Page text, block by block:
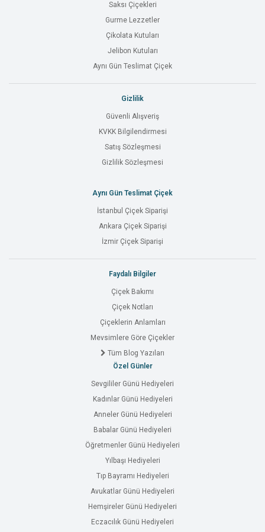
Saksı Çiçekleri
Gurme Lezzetler
Çikolata Kutuları
Jelibon Kutuları
Aynı Gün Teslimat Çiçek
Gizlilik
Güvenli Alışveriş
KVKK Bilgilendirmesi
Satış Sözleşmesi
Gizlilik Sözleşmesi
Aynı Gün Teslimat Çiçek
İstanbul Çiçek Siparişi
Ankara Çiçek Siparişi
İzmir Çiçek Siparişi
Faydalı Bilgiler
Çiçek Bakımı
Çiçek Notları
Çiçeklerin Anlamları
Mevsimlere Göre Çiçekler
Tüm Blog Yazıları
Özel Günler
Sevgililer Günü Hediyeleri
Kadınlar Günü Hediyeleri
Anneler Günü Hediyeleri
Babalar Günü Hediyeleri
Öğretmenler Günü Hediyeleri
Yılbaşı Hediyeleri
Tıp Bayramı Hediyeleri
Avukatlar Günü Hediyeleri
Hemşireler Günü Hediyeleri
Eczacılık Günü Hediyeleri